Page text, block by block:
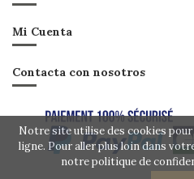
Mi Cuenta
Contacta con nosotros
Notre site utilise des cookies
ligne. Pour aller plus loin dans
notre politique de